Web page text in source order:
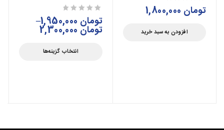
تومان
افزودن به سبد خرید
تومان –
تومان
انتخاب گزینه‌ها